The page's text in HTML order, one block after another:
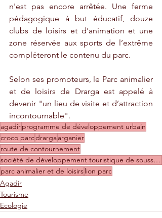
n'est pas encore arrêtée. Une ferme
pédagogique à but éducatif, douze
clubs de loisirs et d'animation et une
zone réservée aux sports de l’extrême
compléteront le contenu du parc.
Selon ses promoteurs, le Parc animalier
et de loisirs de Drarga est appelé à
devenir "un lieu de visite et d’attraction
incontournable".
agadirprogramme de développement urbain
croco parcdrargaarganier
route de contournement
société de développement touristique de souss massa
parc animalier et de loisirs lion parc
Agadir
Tourisme
Ecologie